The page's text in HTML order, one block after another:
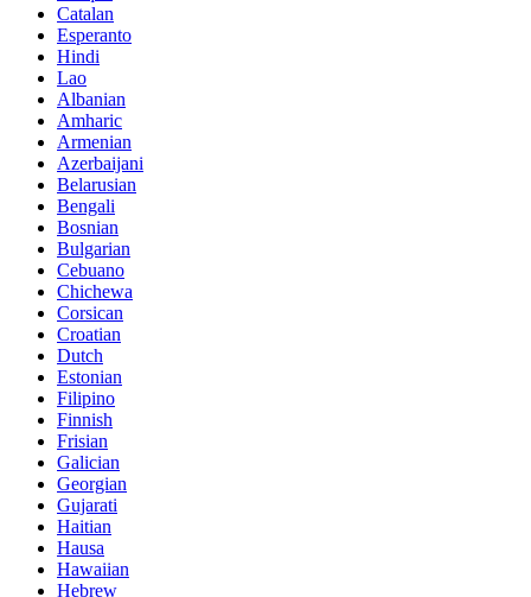
Catalan
Esperanto
Hindi
Lao
Albanian
Amharic
Armenian
Azerbaijani
Belarusian
Bengali
Bosnian
Bulgarian
Cebuano
Chichewa
Corsican
Croatian
Dutch
Estonian
Filipino
Finnish
Frisian
Galician
Georgian
Gujarati
Haitian
Hausa
Hawaiian
Hebrew